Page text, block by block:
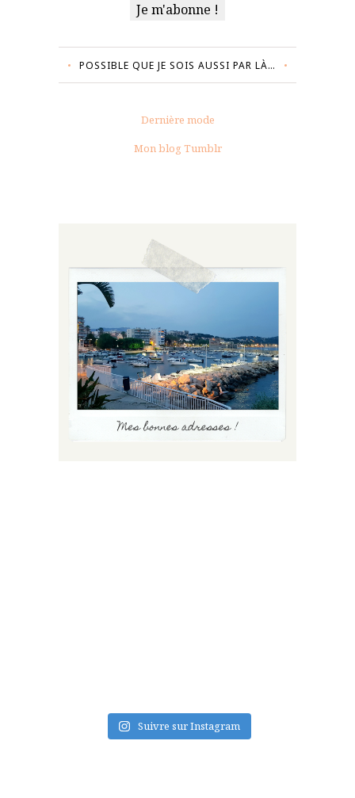
POSSIBLE QUE JE SOIS AUSSI PAR LÀ…
Dernière mode
Mon blog Tumblr
Suivre sur Instagram